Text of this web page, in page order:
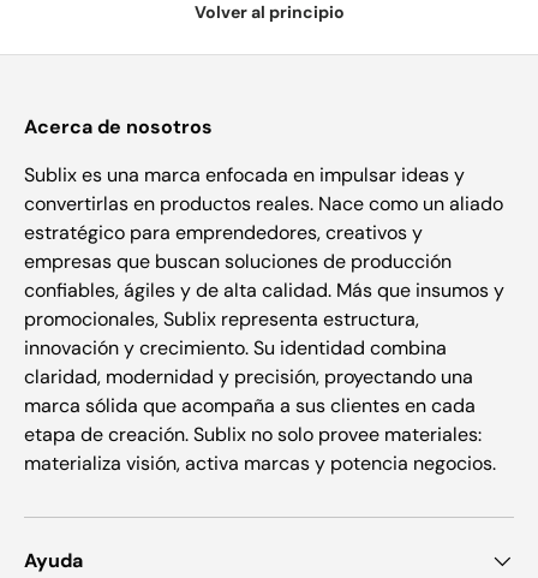
Volver al principio
Acerca de nosotros
Sublix es una marca enfocada en impulsar ideas y
convertirlas en productos reales. Nace como un aliado
estratégico para emprendedores, creativos y
empresas que buscan soluciones de producción
confiables, ágiles y de alta calidad. Más que insumos y
promocionales, Sublix representa estructura,
innovación y crecimiento. Su identidad combina
claridad, modernidad y precisión, proyectando una
marca sólida que acompaña a sus clientes en cada
etapa de creación. Sublix no solo provee materiales:
materializa visión, activa marcas y potencia negocios.
Ayuda